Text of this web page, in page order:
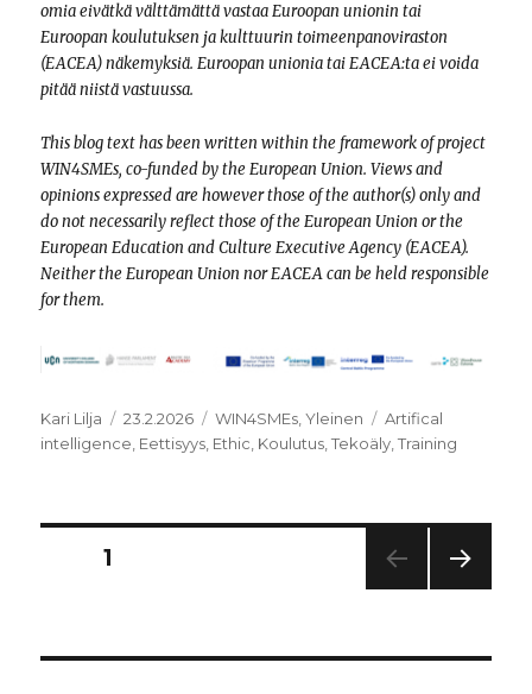
omia eivätkä välttämättä vastaa Euroopan unionin tai
Euroopan koulutuksen ja kulttuurin toimeenpanoviraston
(EACEA) näkemyksiä. Euroopan unionia tai EACEA:ta ei voida
pitää niistä vastuussa.
This blog text has been written within the framework of project
WIN4SMEs, co-funded by the European Union. Views and
opinions expressed are however those of the author(s) only and
do not necessarily reflect those of the European Union or the
European Education and Culture Executive Agency (EACEA).
Neither the European Union nor EACEA can be held responsible
for them.
Kirjoittaja
Kari Lilja Julkaistu
23.2.2026 Kategoriat
WIN4SMEs,Yleinen Avainsanat
Artifical
intelligence, Eettisyys, Ethic, Koulutus,Tekoäly,Training
Artikkelien
SIVU1
SIVU